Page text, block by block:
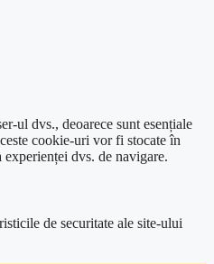
ul dvs., deoarece sunt esențiale
cookie-uri vor fi stocate în
dvs. de navigare.
de securitate ale site-ului